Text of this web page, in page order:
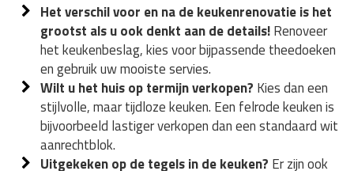
Het verschil voor en na de keukenrenovatie is het
grootst als u ook denkt aan de details!Renoveer
het keukenbeslag, kies voor bijpassende theedoeken
en gebruik uw mooiste servies.
Wilt u het huis op termijn verkopen? Kies dan een
stijlvolle, maar tijdloze keuken. Een felrode keuken is
bijvoorbeeld lastiger verkopen dan een standaard wit
aanrechtblok.
Uitgekeken op de tegels in de keuken? Er zijn ook